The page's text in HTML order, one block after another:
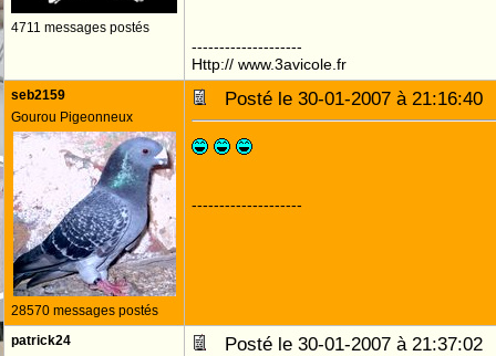
4711 messages postés
--------------------
Http:// www.3avicole.fr
seb2159
Gourou Pigeonneux
28570 messages postés
Posté le 30-01-2007 à
--------------------
patrick24
Posté le 30-01-2007 à